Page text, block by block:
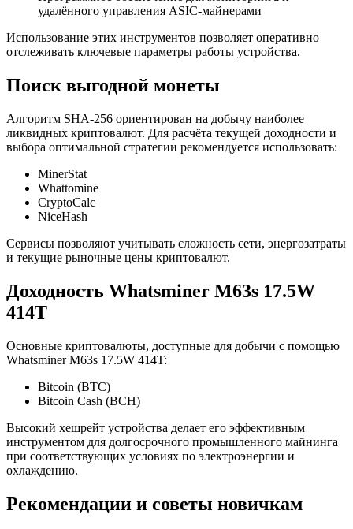
удалённого управления ASIC-майнерами
Использование этих инструментов позволяет оперативно
отслеживать ключевые параметры работы устройства.
Поиск выгодной монеты
Алгоритм SHA-256 ориентирован на добычу наиболее
ликвидных криптовалют. Для расчёта текущей доходности и
выбора оптимальной стратегии рекомендуется использовать:
MinerStat
Whattomine
CryptoCalc
NiceHash
Сервисы позволяют учитывать сложность сети, энергозатраты
и текущие рыночные цены криптовалют.
Доходность Whatsminer M63s 17.5W
414T
Основные криптовалюты, доступные для добычи с помощью
Whatsminer M63s 17.5W 414T:
Bitcoin (BTC)
Bitcoin Cash (BCH)
Высокий хешрейт устройства делает его эффективным
инструментом для долгосрочного промышленного майнинга
при соответствующих условиях по электроэнергии и
охлаждению.
Рекомендации и советы новичкам